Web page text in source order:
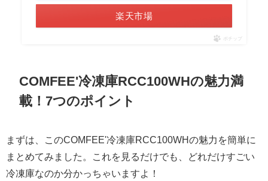
楽天市場
ポチップ
COMFEE'冷凍庫RCC100WHの魅力満
載！7つのポイント
まずは、このCOMFEE'冷凍庫RCC100WHの魅力を簡単に
まとめてみました。これを見るだけでも、どれだけすごい
冷凍庫なのか分かっちゃいますよ！